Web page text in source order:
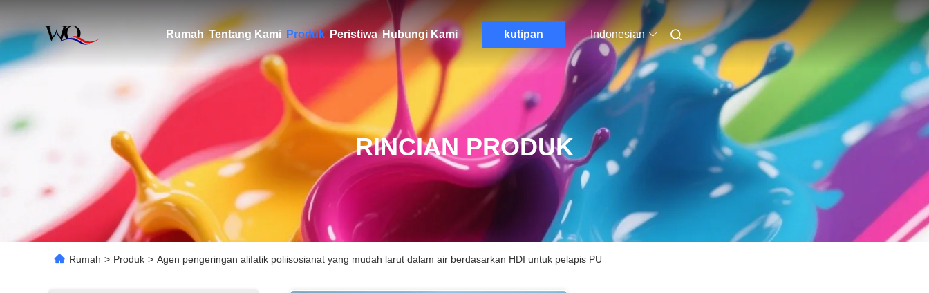
Rumah Tentang Kami Produk Peristiwa Hubungi Kami kutipan Indonesian
RINCIAN PRODUK
Rumah > Produk > Agen pengeringan alifatik poliisosianat yang mudah larut dalam air berdasarkan HDI untuk pelapis PU